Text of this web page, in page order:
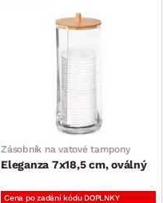
Zásobník na vatové tampony
Eleganza 7x18,5 cm, oválný
Cena po zadání kódu DOPLNKY